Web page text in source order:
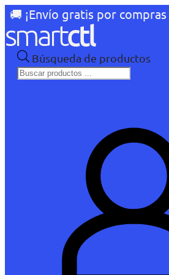
🚚 ¡Envío gratis por
Búsqueda de productos